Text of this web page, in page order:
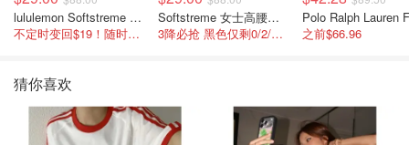
lululemon Softstreme 女士高腰短裤 10cm
不定时变回$19！随时点进来看
Softstreme 女士高腰短裤 4英寸
3降必抢 黑色仅剩0/2/4码
之前$66.96
猜你喜欢